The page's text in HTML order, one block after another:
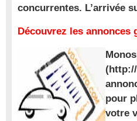
concurrentes. L’arrivée
Découvrez les annonces
pour
votre